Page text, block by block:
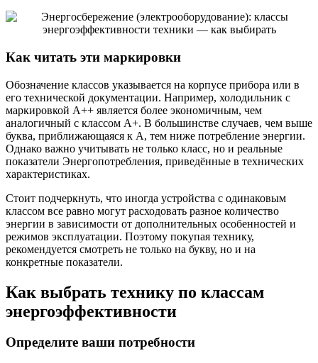
Как читать эти маркировки
Обозначение классов указывается на корпусе прибора или в
его технической документации. Например, холодильник с
маркировкой A++ является более экономичным, чем
аналогичный с классом A+. В большинстве случаев, чем выше
буква, приближающаяся к A, тем ниже потребление энергии.
Однако важно учитывать не только класс, но и реальные
показатели Энергопотребления, приведённые в технических
характеристиках.
Стоит подчеркнуть, что иногда устройства с одинаковым
классом все равно могут расходовать разное количество
энергии в зависимости от дополнительных особенностей и
режимов эксплуатации. Поэтому покупая технику,
рекомендуется смотреть не только на букву, но и на
конкретные показатели.
Как выбрать технику по классам
энергоэффективности
Определите ваши потребности